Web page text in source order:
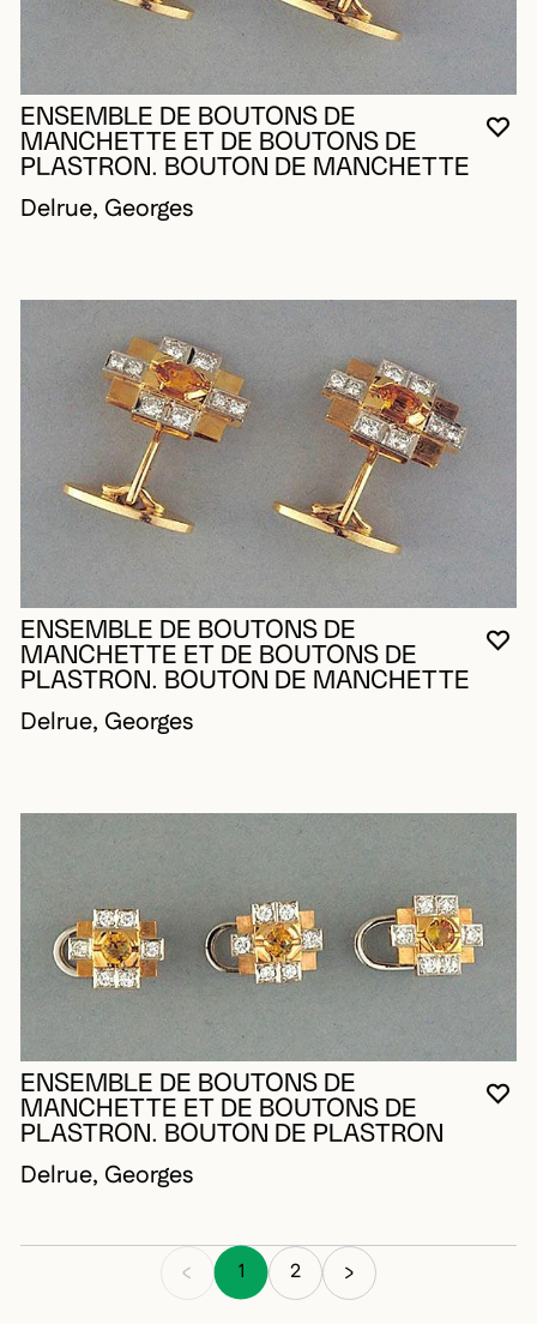
ENSEMBLE DE BOUTONS DE
MANCHETTE ET DE BOUTONS DE
PLASTRON. BOUTON DE MANCHETTE
Delrue, Georges
ENSEMBLE DE BOUTONS DE
MANCHETTE ET DE BOUTONS DE
PLASTRON. BOUTON DE MANCHETTE
Delrue, Georges
ENSEMBLE DE BOUTONS DE
MANCHETTE ET DE BOUTONS DE
PLASTRON. BOUTON DE PLASTRON
Delrue, Georges
1 2